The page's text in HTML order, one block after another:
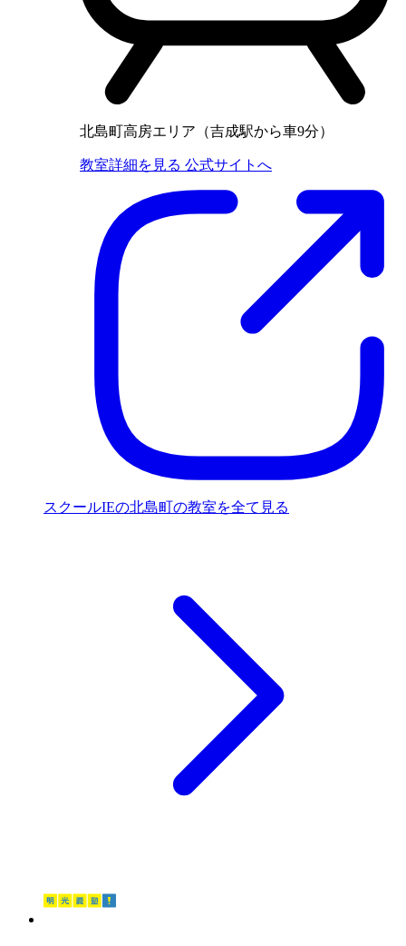
北島町高房エリア（吉成駅から車9分）
教室詳細を見る 公式サイトへ
スクールIEの北島町の教室を全て見る